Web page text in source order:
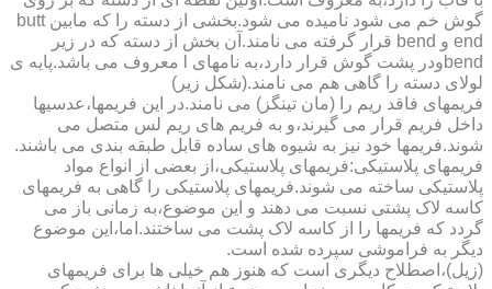
گوش خم می شود نامیده می شود.بخشی از دسته را که مابین butt
end و bend قرار گرفته می نامند.آن بخش از دسته که در زیر
bendودر پشت گوش قرار دارد،به نامهای l معروف می باشد.پایه ی
لولای دسته را گاهی هم می نامند.(شکل زیر)
فریمهای فاقد ریم را (مان تینگز) می نامند.در این فریمها،عدسیها
داخل فریم قرار می گیرند،و به فریم های ریم لس متصل می
شوند.فریمها خود نیز به شیوه های ساده قابل طبقه بندی می باشند.
فریمهای پلاستیکی:فریمهای پلاستیکی،از بعضی از انواع مواد
پلاستیکی ساخته می شوند.فریمهای پلاستیکی را گاهی به فریمهای
کاسه لاک پشتی نسبت می دهند و این موضوع،به زمانی باز می
گردد که فریمها را از کاسه لاک پشت می ساختند.اما،این موضوع
دیگر به فراموشی سپرده شده است.
(زیل)،اصطلاح دیگری است که هنوز هم خیلی ها برای فریمهای